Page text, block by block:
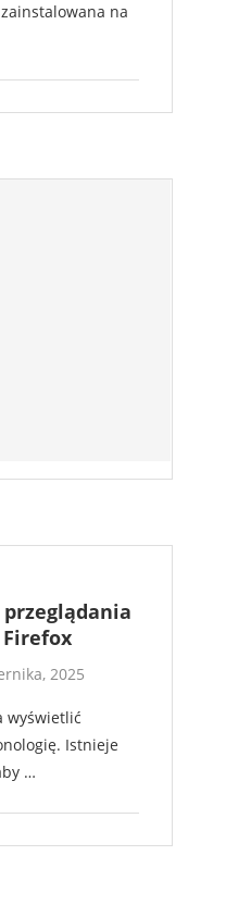
na
2025
wyświetlić
Istnieje
…